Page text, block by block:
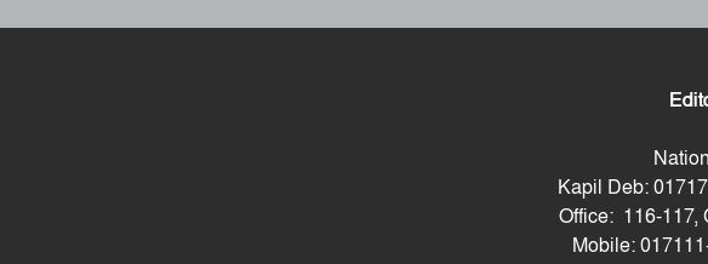
Kapil Deb:
Office: 116-117,
Mobile: